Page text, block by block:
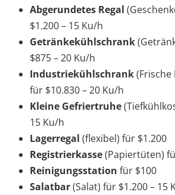
Abgerundetes Regal
$1.200 – 15 Ku/h
Getränkekühlschrank
$875 – 20 Ku/h
Industriekühlschrank
für $10.830 – 20 Ku/h
Kleine Gefriertruhe
15 Ku/h
Lagerregal (flexibel) für $1.200
Registrierkasse(Papiertüten)
Reinigungsstation für $100
Salatbar(Salat) für $1.200 – 15